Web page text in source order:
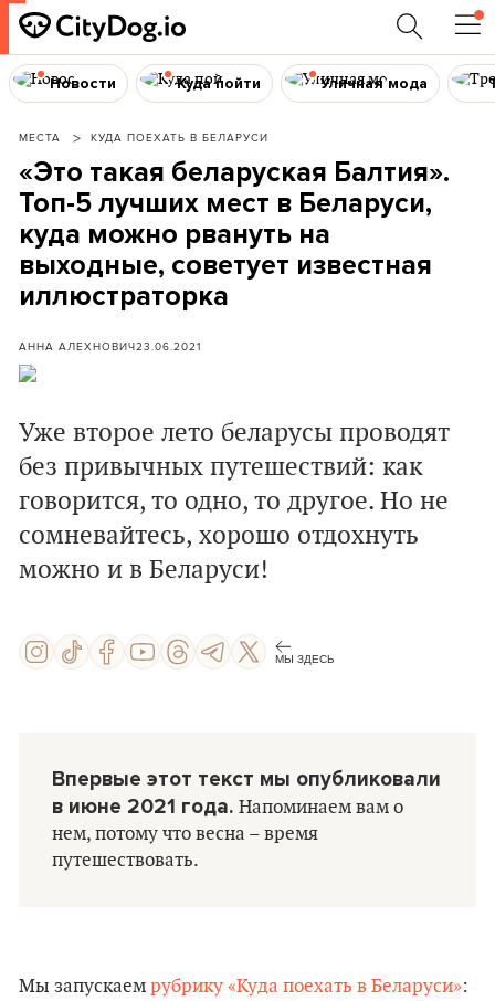
Новости Куда пойти Уличная мода
МЕСТА КУДА ПОЕХАТЬ В БЕЛАРУСИ
«Это такая беларуская Балтия».
Топ-5 лучших мест в Беларуси,
куда можно рвануть на
выходные, советует известная
иллюстраторка
АННА АЛЕХНОВИЧ23.06.2021
Уже второе лето беларусы проводят
без привычных путешествий: как
говорится, то одно, то другое. Но не
сомневайтесь, хорошо отдохнуть
можно и в Беларуси!
МЫ ЗДЕСЬ
Впервые этот текст мы опубликовали
в июне 2021 года. Напоминаем вам о
нем, потому что весна – время
путешествовать.
Мы запускаем рубрику «Куда поехать в Беларуси»: